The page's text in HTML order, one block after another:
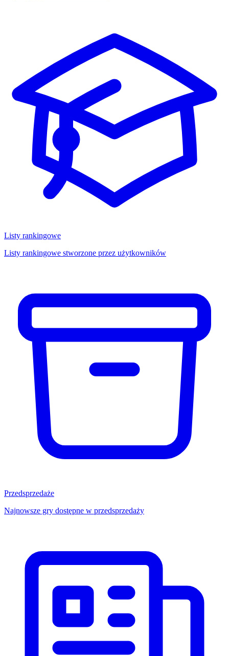
Listy rankingowe
Listy rankingowe stworzone przez użytkowników
Przedsprzedaże
Najnowsze gry dostępne w przedsprzedaży